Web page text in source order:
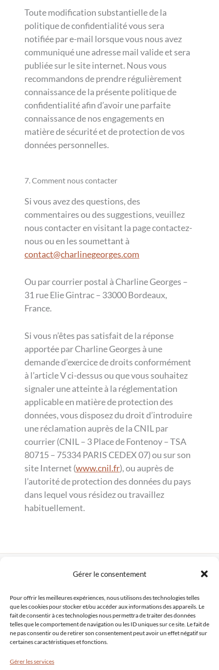
Gérer le consentement
Pour offrir les meilleures expériences, nous utilisons des technologies telles
que les cookies pour stocker et/ou accéder aux informations des appareils. Le
fait de consentir à ces technologies nous permettra de traiter des données
telles que le comportement de navigation ou les ID uniques sur ce site. Le fait de
ne pas consentir ou de retirer son consentement peut avoir un effet négatif sur
certaines caractéristiques et fonctions.
Gérer les services
Toute modification substantielle de la
politique de confidentialité vous sera
notifiée par e-mail lorsque vous nous avez
communiqué une adresse mail valide et sera
publiée sur le site internet. Nous vous
recommandons de prendre régulièrement
connaissance de la présente politique de
confidentialité afin d’avoir une parfaite
connaissance de nos engagements en
matière de sécurité et de protection de vos
données personnelles.
7. Comment nous contacter
Si vous avez des questions, des
commentaires ou des suggestions, veuillez
nous contacter en visitant la page contactez-
nous ou en les soumettant à
contact@charlinegeorges.com
Ou par courrier postal à Charline Georges –
31 rue Elie Gintrac – 33000 Bordeaux,
France.
Si vous n’êtes pas satisfait de la réponse
apportée par Charline Georges à une
demande d’exercice de droits conformément
à l’article V ci-dessus ou que vous souhaitez
signaler une atteinte à la réglementation
applicable en matière de protection des
données, vous disposez du droit d’introduire
une réclamation auprès de la CNIL par
courrier (CNIL – 3 Place de Fontenoy – TSA
80715 – 75334 PARIS CEDEX 07) ou sur son
site Internet (www.cnil.fr), ou auprès de
l’autorité de protection des données du pays
dans lequel vous résidez ou travaillez
habituellement.
Copyright © 2026 Thérapeute holistique Bordeaux
Site créé parComm' Julie
Mentions légales|Politique de confidentialité
Conditions générales d'utilisation